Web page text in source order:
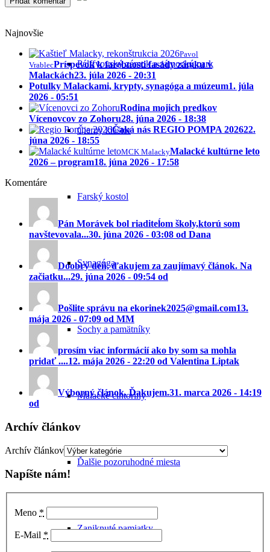
Pálffyovský zámok a zámocký park
Čierny kláštor
Farský kostol
Synagóga
Sochy a pamätníky
Malacké cintoríny
Ďalšie pozoruhodné miesta
Zaniknuté pamiatky
Najnovšie
Pavol
VrablecPríspevok k farebnosti fasády zámku v
Malackách23. júla 2026 - 20:31
Potulky Malackami, krypty, synagóga a múzeum1. júla
2026 - 05:51
Rodina mojich predkov
Vícenovcov zo Zohoru28. júna 2026 - 18:38
Čaká nás REGIO POMPA 202622.
júna 2026 - 18:55
MCK MalackyMalacké kultúrne leto
2026 – program18. júna 2026 - 17:58
Komentáre
Pán Morávek bol riaditeĺom školy,ktorú som
navštevovala...30. júna 2026 - 03:08 od Dana
Doobrý deň, ďakujem za zaujímavý článok. Na
začiatku...29. júna 2026 - 09:54 od
Pošlite správu na ekorinek2025@gmail.com13.
mája 2026 - 07:09 od MM
prosím viac informácií ako by som sa mohla
pridať ....12. mája 2026 - 22:20 od Valentina Liptak
Výborný článok. Ďakujem.31. marca 2026 - 14:19
od
Archív článkov
Archív článkov
Napíšte nám!
Meno *
E-Mail *